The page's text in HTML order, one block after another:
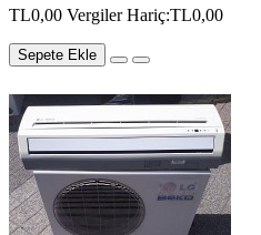
TL0,00 Vergiler Hariç:TL0,00
Sepete Ekle